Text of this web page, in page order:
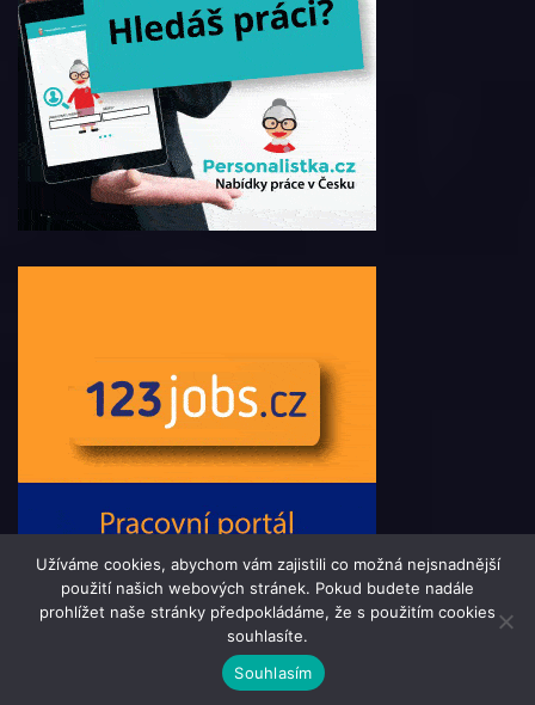
© 2016 - 2025 PressMag.cz | člen skupiny 123jobs Media |
Všechna práva vyhrazena | Theme by
Užíváme cookies, abychom vám zajistili co možná nejsnadnější
použití našich webových stránek. Pokud budete nadále
prohlížet naše stránky předpokládáme, že s použitím cookies
souhlasíte.
Souhlasím